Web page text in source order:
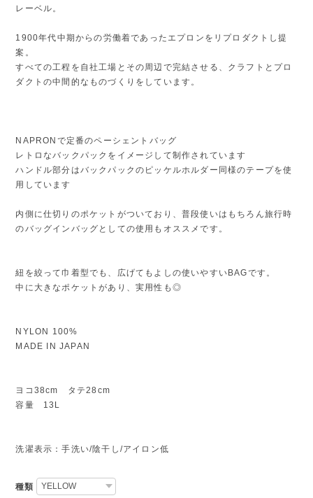
レーベル。
1900年代中期からの労働着であったエプロンをリプロダクトし提
案。
すべての工程を自社工場とその周辺で完結させる、クラフトとプロ
ダクトの中間的なものづくりをしています。
NAPRONで定番のペーシェントバッグ
レトロなバックパックをイメージして制作されています
ハンドル部分はバックパックのピッケルホルダー同様のテープを使
用しています
内側に仕切りのポケットがついており、普段使いはもちろん旅行時
のバッグインバッグとしての使用もオススメです。
紐を絞って巾着型でも、広げてもよしの使いやすいBAGです。
中に大きなポケットがあり、実用性も◎
NYLON 100%
MADE IN JAPAN
ヨコ38cm タテ28cm
容量 13L
洗濯表示：手洗い/陰干し/アイロン低
種類